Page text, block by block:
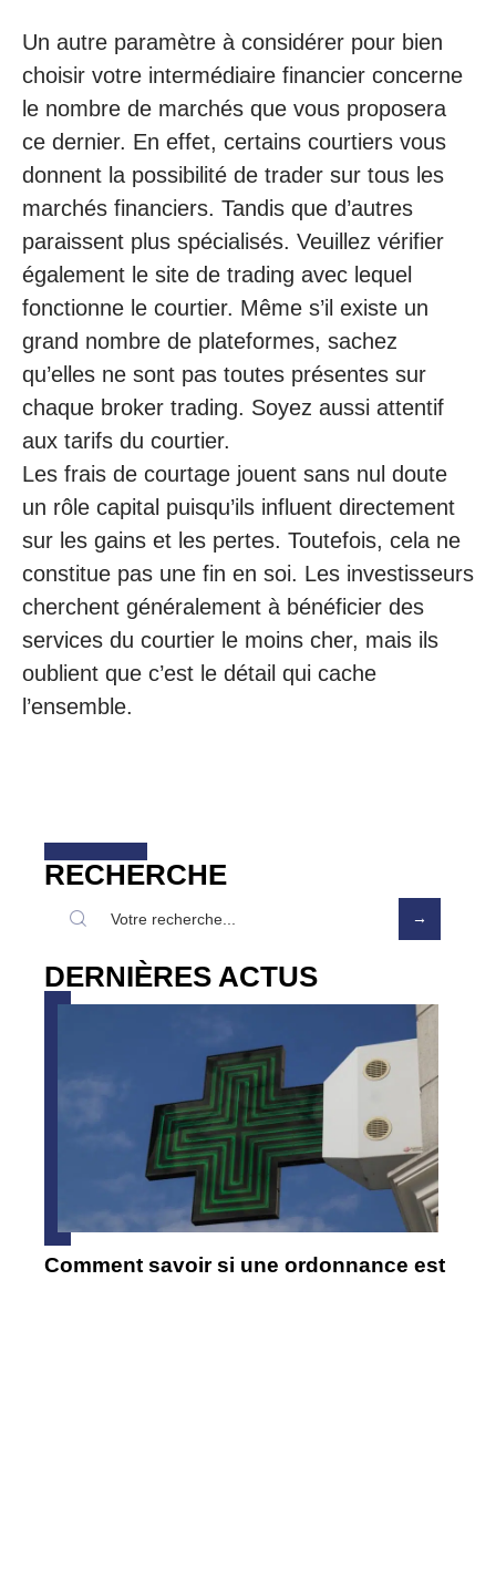
Un autre paramètre à considérer pour bien
choisir votre intermédiaire financier concerne
le nombre de marchés que vous proposera
ce dernier. En effet, certains courtiers vous
donnent la possibilité de trader sur tous les
marchés financiers. Tandis que d’autres
paraissent plus spécialisés. Veuillez vérifier
également le site de trading avec lequel
fonctionne le courtier. Même s’il existe un
grand nombre de plateformes, sachez
qu’elles ne sont pas toutes présentes sur
chaque broker trading. Soyez aussi attentif
aux tarifs du courtier.
Les frais de courtage jouent sans nul doute
un rôle capital puisqu’ils influent directement
sur les gains et les pertes. Toutefois, cela ne
constitue pas une fin en soi. Les investisseurs
cherchent généralement à bénéficier des
services du courtier le moins cher, mais ils
oublient que c’est le détail qui cache
l’ensemble.
RECHERCHE
DERNIÈRES ACTUS
Comment savoir si une ordonnance est